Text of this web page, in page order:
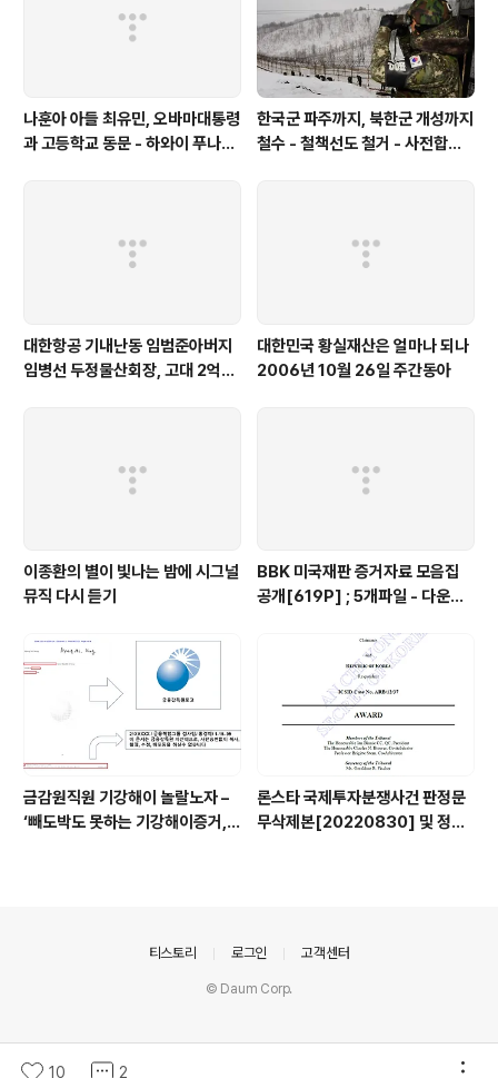
나훈아 아들 최유민, 오바마대통령
과 고등학교 동문 - 하와이 푸나호
한국군 파주까지, 북한군 개성까지
철수 - 철책선도 철거 - 사전합의
대한항공 기내난동 임범준아버지
임병선 두정물산회장, 고대 2억기
대한민국 황실재산은 얼마나 되나
2006년 10월 26일 주간동아
이종환의 별이 빛나는 밤에 시그널
뮤직 다시 듣기
BBK 미국재판 증거자료 모음집
공개[619P] ; 5개파일 - 다운로
금감원직원 기강해이 놀랄노자 –
‘빼도박도 못하는 기강해이증거,
론스타 국제투자분쟁사건 판정문
무삭제본[20220830] 및 정정
10 2
티스토리 로그인 고객센터
© Daum Corp.